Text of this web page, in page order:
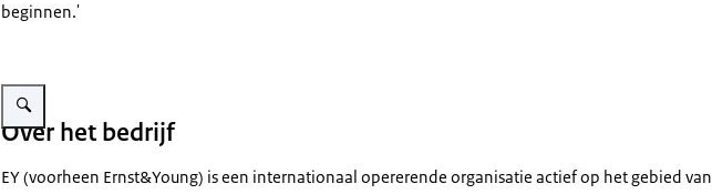
beginnen.'
Vergroot afbeelding Praktijkverhaal 11 - Ernst & Young
Over het bedrijf
EY(voorheen Ernst&Young) is een internationaal opererende organisatie actief op het gebied van